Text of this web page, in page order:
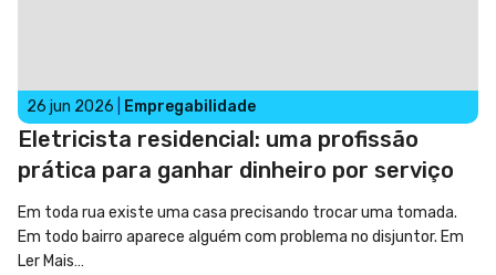
26 jun 2026 Empregabilidade
Eletricista residencial: uma profissão
prática para ganhar dinheiro por serviço
Em toda rua existe uma casa precisando trocar uma tomada.
Em todo bairro aparece alguém com problema no disjuntor. Em
Ler Mais…